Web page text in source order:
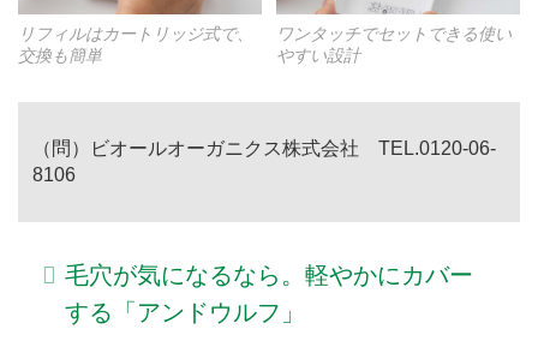
リフィルはカートリッジ式で、
交換も簡単
ワンタッチでセットできる使い
やすい設計
（問）ビオールオーガニクス株式会社 TEL.0120-06-
8106
毛穴が気になるなら。軽やかにカバー
する「アンドウルフ」